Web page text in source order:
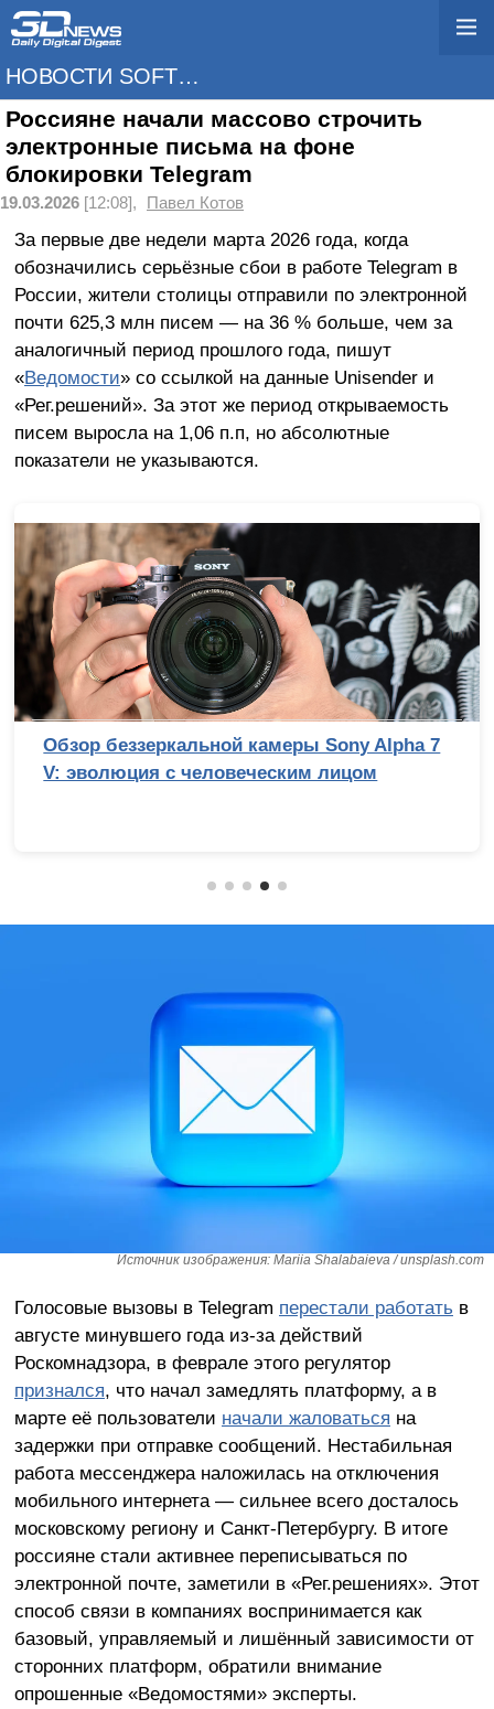
НОВОСТИ SOFTWARE
Россияне начали массово строчить
электронные письма на фоне
блокировки Telegram
19.03.2026 [12:08], Павел Котов
За первые две недели марта 2026 года, когда
обозначились серьёзные сбои в работе Telegram в
России, жители столицы отправили по электронной
почти 625,3 млн писем — на 36 % больше, чем за
аналогичный период прошлого года, пишут
«Ведомости» со ссылкой на данные Unisender и
«Рег.решений». За этот же период открываемость
писем выросла на 1,06 п.п, но абсолютные
показатели не указываются.
Обзор беззеркальной камеры Sony Alpha 7
V: эволюция с человеческим лицом
Источник изображения: Mariia Shalabaieva / unsplash.com
Голосовые вызовы в Telegram перестали работать в
августе минувшего года из-за действий
Роскомнадзора, в феврале этого регулятор
признался, что начал замедлять платформу, а в
марте её пользователи начали жаловаться на
задержки при отправке сообщений. Нестабильная
работа мессенджера наложилась на отключения
мобильного интернета — сильнее всего досталось
московскому региону и Санкт-Петербургу. В итоге
россияне стали активнее переписываться по
электронной почте, заметили в «Рег.решениях». Этот
способ связи в компаниях воспринимается как
базовый, управляемый и лишённый зависимости от
сторонних платформ, обратили внимание
опрошенные «Ведомостями» эксперты.